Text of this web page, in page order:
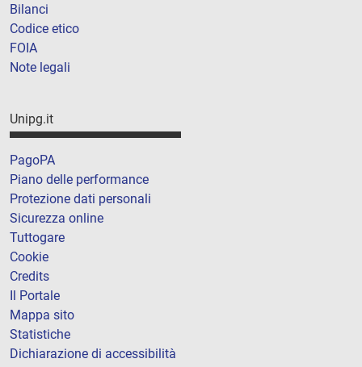
Bilanci
Codice etico
FOIA
Note legali
Unipg.it
PagoPA
Piano delle performance
Protezione dati personali
Sicurezza online
Tuttogare
Cookie
Credits
Il Portale
Mappa sito
Statistiche
Dichiarazione di accessibilità